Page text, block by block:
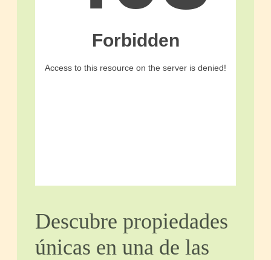
Descubre propiedades
únicas en una de las